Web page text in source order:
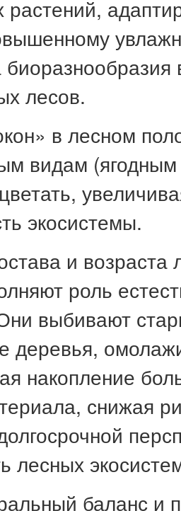
растений,
лесов.
в лесном
видам
экосистемы.
и
роль
выбивают
деревья,
накопление
снижая
лесных
баланс и